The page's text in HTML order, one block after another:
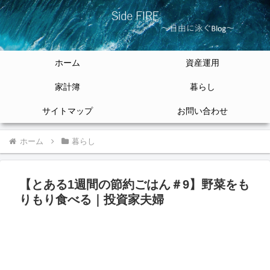
ホーム 資産運用
家計簿 暮らし
サイトマップ お問い合わせ
ホーム 暮らし
【とある1週間の節約ごはん＃9】野菜をも
りもり食べる｜投資家夫婦